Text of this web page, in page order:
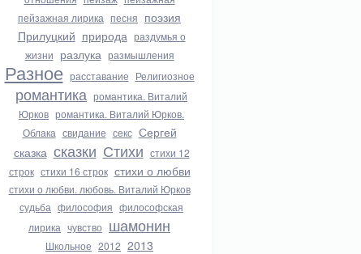
пейзажная лирика песня поэзия
Прилуцкий природа раздумья о
жизни разлука размышления
Разное расставание Религиозное
романтика романтика. Виталий
Юрков романтика. Виталий Юрков.
Облака свидание секс Сергей
сказка сказки Стихи стихи 12
строк стихи 16 строк стихи о любви
стихи о любви. любовь. Виталий Юрков
судьба философия философская
лирика чувство шамонин
Школьное 2012 2013